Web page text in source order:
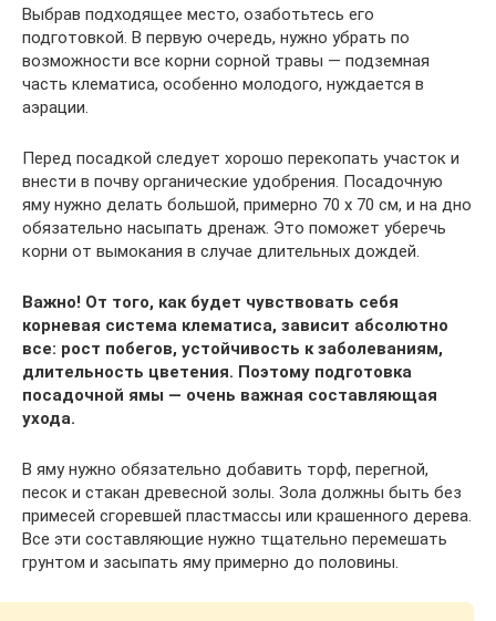
Выбрав подходящее место, озаботьтесь его
подготовкой. В первую очередь, нужно убрать по
возможности все корни сорной травы — подземная
часть клематиса, особенно молодого, нуждается в
аэрации.
Перед посадкой следует хорошо перекопать участок и
внести в почву органические удобрения. Посадочную
яму нужно делать большой, примерно 70 х 70 см, и на дно
обязательно насыпать дренаж. Это поможет уберечь
корни от вымокания в случае длительных дождей.
Важно! От того, как будет чувствовать себя
корневая система клематиса, зависит абсолютно
все: рост побегов, устойчивость к заболеваниям,
длительность цветения. Поэтому подготовка
посадочной ямы — очень важная составляющая
ухода.
В яму нужно обязательно добавить торф, перегной,
песок и стакан древесной золы. Зола должны быть без
примесей сгоревшей пластмассы или крашенного дерева.
Все эти составляющие нужно тщательно перемешать
грунтом и засыпать яму примерно до половины.